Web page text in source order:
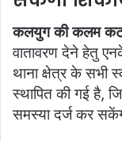
कलयुग की कलम
वातावरण देने हेतु
थाना क्षेत्र के सभी
स्थापित की गई है,
समस्या दर्ज कर